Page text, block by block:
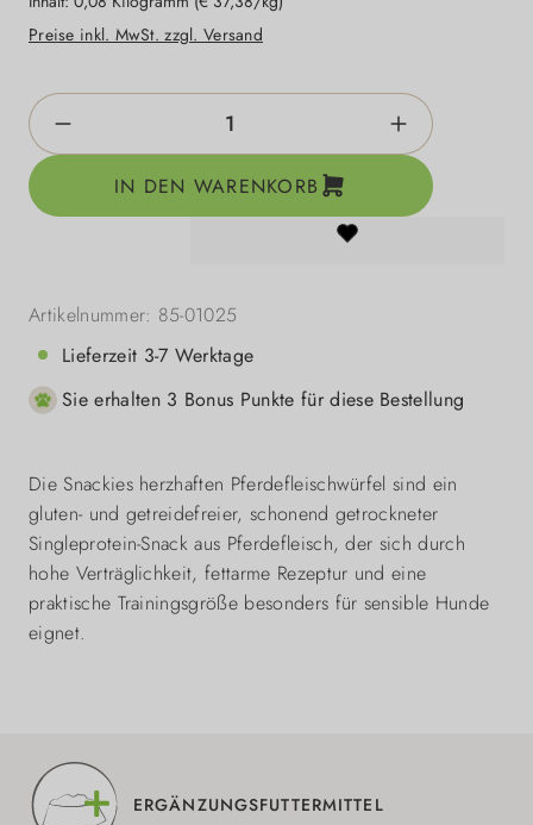
Preise inkl. MwSt. zzgl. Versand
Produkt Anzahl: Gib den gewünschten
IN DEN WARENKORB
Artikelnummer: 85-01025
Lieferzeit 3-7 Werktage
Sie erhalten 3 Bonus Punkte für diese Bestellung
Die Snackies herzhaften Pferdefleischwürfel sind ein
gluten- und getreidefreier, schonend getrockneter
Singleprotein-Snack aus Pferdefleisch, der sich durch
hohe Verträglichkeit, fettarme Rezeptur und eine
praktische Trainingsgröße besonders für sensible Hunde
eignet.
ERGÄNZUNGSFUTTERMITTEL